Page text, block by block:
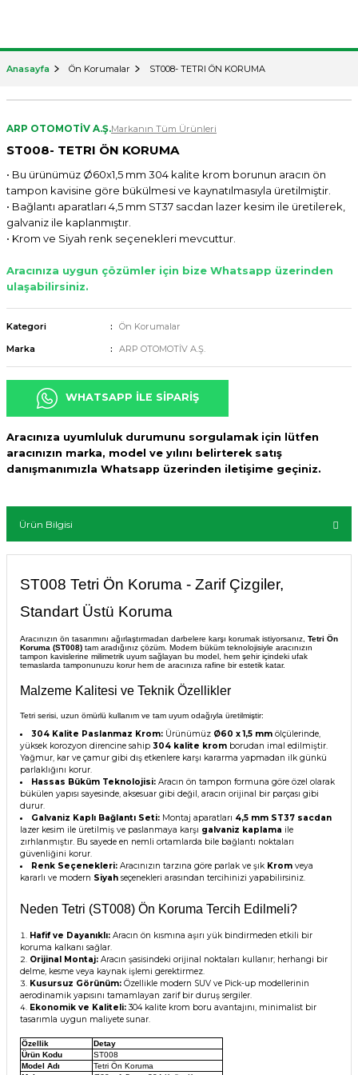
Anasayfa Ön Korumalar ST008- TETRI ÖN KORUMA
ARP OTOMOTİV A.Ş.Markanın Tüm Ürünleri
ST008- TETRI ÖN KORUMA
• Bu ürünümüz Ø60x1,5 mm 304 kalite krom borunun aracın ön
tampon kavisine göre bükülmesi ve kaynatılmasıyla üretilmiştir.
• Bağlantı aparatları 4,5 mm ST37 sacdan lazer kesim ile üretilerek,
galvaniz ile kaplanmıştır.
• Krom ve Siyah renk seçenekleri mevcuttur.
Aracınıza uygun çözümler için bize Whatsapp üzerinden
ulaşabilirsiniz.
Kategori
Ön Korumalar
Marka
ARP OTOMOTİV A.Ş.
WHATSAPP İLE SİPARİŞ
Aracınıza uyumluluk durumunu sorgulamak için lütfen
aracınızın marka, model ve yılını belirterek satış
danışmanımızla Whatsapp üzerinden iletişime geçiniz.
Ürün Bilgisi
ST008 Tetri Ön Koruma - Zarif Çizgiler,
Standart Üstü Koruma
Aracınızın ön tasarımını ağırlaştırmadan darbelere karşı korumak istiyorsanız, Tetri Ön
Koruma (ST008) tam aradığınız çözüm. Modern büküm teknolojisiyle aracınızın
tampon kavislerine milimetrik uyum sağlayan bu model, hem şehir içindeki ufak
temaslarda tamponunuzu korur hem de aracınıza rafine bir estetik katar.
Malzeme Kalitesi ve Teknik Özellikler
Tetri serisi, uzun ömürlü kullanım ve tam uyum odağıyla üretilmiştir:
304 Kalite Paslanmaz Krom: Ürünümüz Ø60 x 1,5 mm ölçülerinde,
yüksek korozyon direncine sahip 304 kalite krom borudan imal edilmiştir.
Yağmur, kar ve çamur gibi dış etkenlere karşı kararma yapmadan ilk günkü
parlaklığını korur.
Hassas Büküm Teknolojisi: Aracın ön tampon formuna göre özel olarak
bükülen yapısı sayesinde, aksesuar gibi değil, aracın orijinal bir parçası gibi
durur.
Galvaniz Kaplı Bağlantı Seti: Montaj aparatları 4,5 mm ST37 sacdan
lazer kesim ile üretilmiş ve paslanmaya karşı galvaniz kaplama ile
zırhlanmıştır. Bu sayede en nemli ortamlarda bile bağlantı noktaları
güvenliğini korur.
Renk Seçenekleri: Aracınızın tarzına göre parlak ve şık Krom veya
kararlı ve modern Siyah seçenekleri arasından tercihinizi yapabilirsiniz.
Neden Tetri (ST008) Ön Koruma Tercih Edilmeli?
Hafif ve Dayanıklı: Aracın ön kısmına aşırı yük bindirmeden etkili bir
koruma kalkanı sağlar.
Orijinal Montaj: Aracın şasisindeki orijinal noktaları kullanır; herhangi bir
delme, kesme veya kaynak işlemi gerektirmez.
Kusursuz Görünüm: Özellikle modern SUV ve Pick-up modellerinin
aerodinamik yapısını tamamlayan zarif bir duruş sergiler.
Ekonomik ve Kaliteli:304 kalite krom boru avantajını, minimalist bir
tasarımla uygun maliyete sunar.
Özellik
Detay
Ürün Kodu
ST008
Model Adı
Tetri Ön Koruma